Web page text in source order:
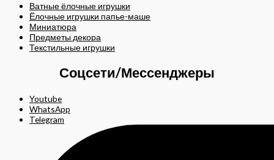
Ватные ёлочные игрушки
Ёлочные игрушки папье-маше
Миниатюра
Предметы декора
Текстильные игрушки
Соцсети/Мессенджеры
Youtube
WhatsApp
Telegram